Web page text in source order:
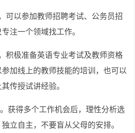
可以参加教师招聘考试、公务员招
注一个领域找工作。
积极准备英语专业考试及教师资格
加线上的教师技能的培训，也可以
其传授试讲经验。
获得多个工作机会后，理性分析选
立自主，不要盲从父母的安排。